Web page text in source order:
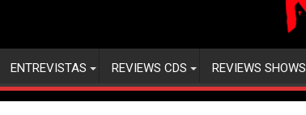
ENTREVISTAS REVIEWS CDS REVIEWS SHOWS